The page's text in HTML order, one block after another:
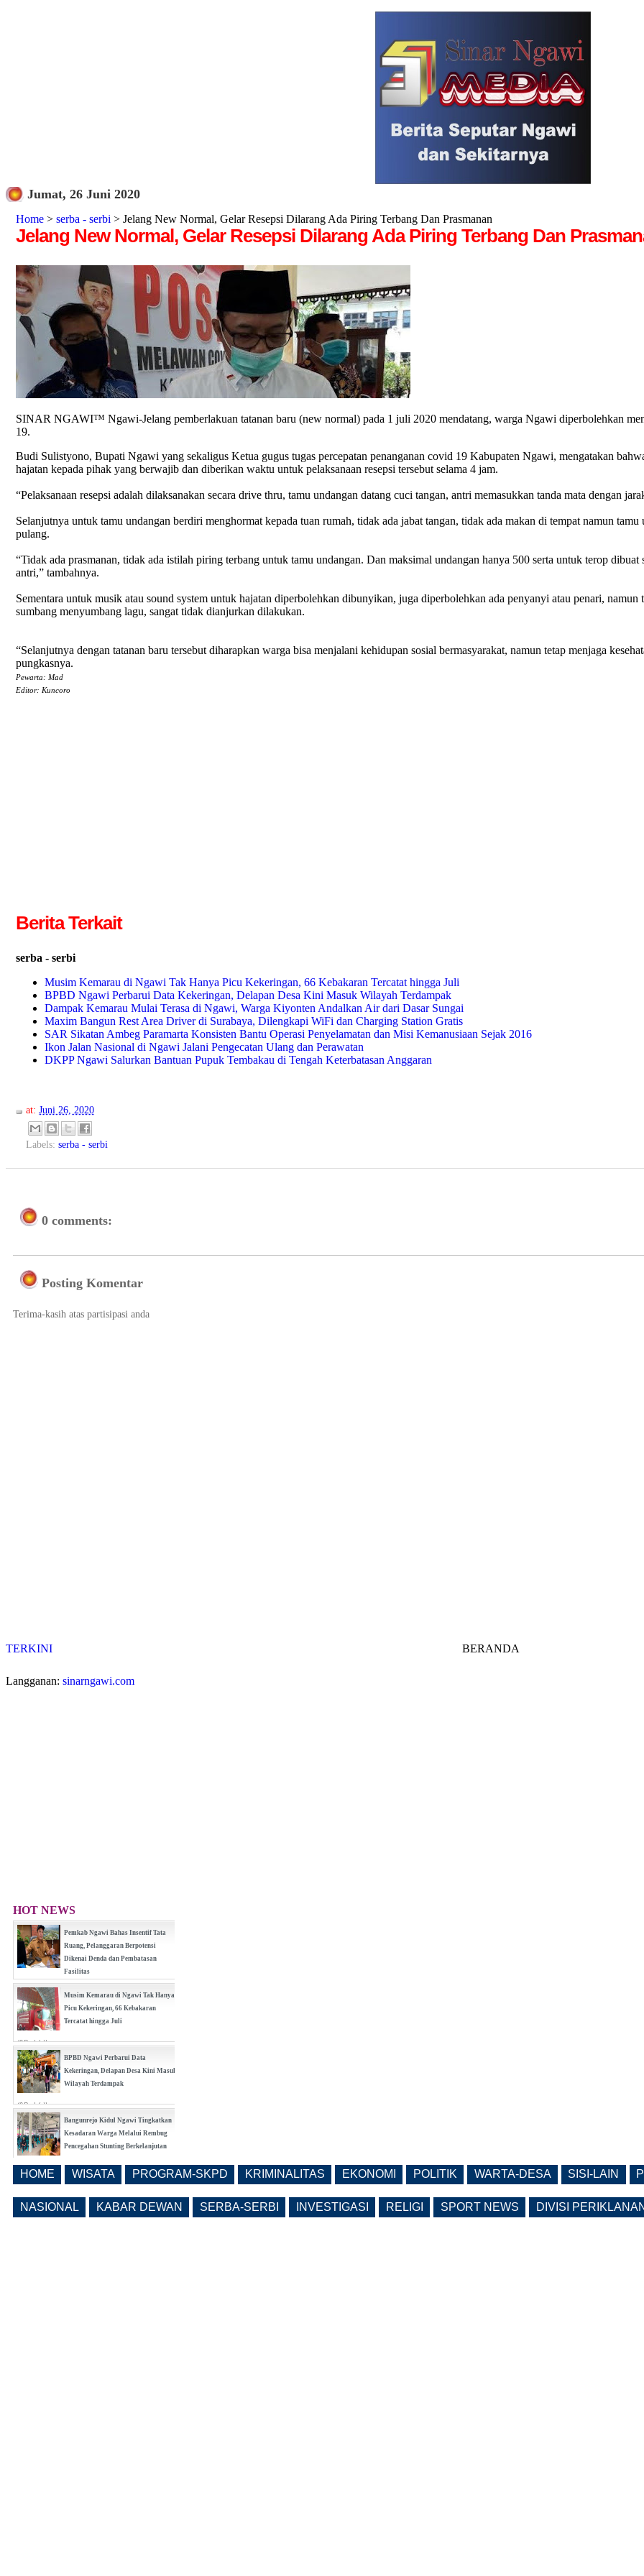
Jumat, 26 Juni 2020
Home > serba - serbi > Jelang New Normal, Gelar Resepsi Dilarang Ada Piring Terbang Dan Prasmanan
Jelang New Normal, Gelar Resepsi Dilarang Ada Piring Terbang Dan
SINAR NGAWI™ Ngawi-Jelang pemberlakuan tatanan baru (new normal) pada 1 juli 2020 mendatang, warga Ngawi diperbolehkan
19.
Budi Sulistyono, Bupati Ngawi yang sekaligus Ketua gugus tugas percepatan penanganan covid 19 Kabupaten Ngawi, mengatakan
hajatan kepada pihak yang berwajib dan diberikan waktu untuk pelaksanaan resepsi tersebut selama 4 jam.
“Pelaksanaan resepsi adalah dilaksanakan secara drive thru, tamu undangan datang cuci tangan, antri memasukkan tanda mata dengan
Selanjutnya untuk tamu undangan berdiri menghormat kepada tuan rumah, tidak ada jabat tangan, tidak ada makan di tempat namun
pulang.
“Tidak ada prasmanan, tidak ada istilah piring terbang untuk tamu undangan. Dan maksimal undangan hanya 500 serta untuk terop
antri,” tambahnya.
Sementara untuk musik atau sound system untuk hajatan diperbolehkan dibunyikan, juga diperbolehkan ada penyanyi atau penari,
sumbang menyumbang lagu, sangat tidak dianjurkan dilakukan.
“Selanjutnya dengan tatanan baru tersebut diharapkan warga bisa menjalani kehidupan sosial bermasyarakat, namun tetap menjaga
pungkasnya.
Pewarta: Mad
Editor: Kuncoro
Berita Terkait
serba - serbi
Musim Kemarau di Ngawi Tak Hanya Picu Kekeringan, 66 Kebakaran Tercatat hingga Juli
BPBD Ngawi Perbarui Data Kekeringan, Delapan Desa Kini Masuk Wilayah Terdampak
Dampak Kemarau Mulai Terasa di Ngawi, Warga Kiyonten Andalkan Air dari Dasar Sungai
Maxim Bangun Rest Area Driver di Surabaya, Dilengkapi WiFi dan Charging Station Gratis
SAR Sikatan Ambeg Paramarta Konsisten Bantu Operasi Penyelamatan dan Misi Kemanusiaan Sejak 2016
Ikon Jalan Nasional di Ngawi Jalani Pengecatan Ulang dan Perawatan
DKPP Ngawi Salurkan Bantuan Pupuk Tembakau di Tengah Keterbatasan Anggaran
at: Juni 26, 2020
Labels: serba - serbi
0 comments:
Posting Komentar
Terima-kasih atas partisipasi anda
TERKINI BERANDA
Langganan: sinarngawi.com
HOT NEWS
Pemkab Ngawi Bahas Insentif Tata
Ruang, Pelanggaran Berpotensi
Dikenai Denda dan Pembatasan
Fasilitas
(0 Reply(s))
Musim Kemarau di Ngawi Tak Hanya
Picu Kekeringan, 66 Kebakaran
Tercatat hingga Juli
(0 Reply(s))
BPBD Ngawi Perbarui Data
Kekeringan, Delapan Desa Kini Masuk
Wilayah Terdampak
(0 Reply(s))
Bangunrejo Kidul Ngawi Tingkatkan
Kesadaran Warga Melalui Rembug
Pencegahan Stunting Berkelanjutan
Bupati
HOME WISATA PROGRAM-SKPD KRIMINALITAS EKONOMI POLITIK WARTA-DESA SISI-LAIN
NASIONAL KABAR DEWAN SERBA-SERBI INVESTIGASI RELIGI SPORT NEWS DIVISI